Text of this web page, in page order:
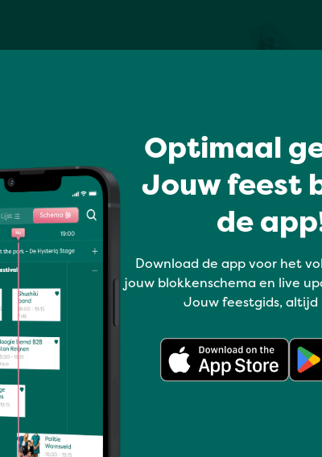
Optimaal
Jouw feest
de
Download de app voor het
jouw blokkenschema en live
Jouw feestgids, altijd